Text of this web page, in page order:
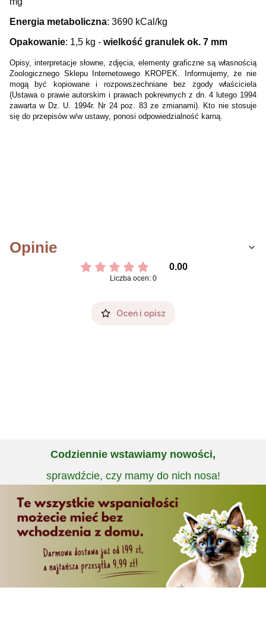
Energia metaboliczna: 3690 kCal/kg
Opakowanie: 1,5 kg - wielkość granulek ok. 7 mm
Opisy, interpretacje słowne, zdjęcia, elementy graficzne są własnością
Zoologicznego Sklepu Internetowego KROPEK. Informujemy, że nie
mogą być kopiowane i rozpowszechniane bez zgody właściciela
(Ustawa o prawie autorskim i prawach pokrewnych z dn. 4 lutego 1994
zawarta w Dz. U. 1994r. Nr 24 poz. 83 ze zmianami). Kto nie stosuje
się do przepisów w/w ustawy, ponosi odpowiedzialność karną.
Opinie
0.00
Liczba ocen: 0
Oceń i opisz
Codziennie wstawiamy nowości,
sprawdźcie, czy mamy do nich nosa!